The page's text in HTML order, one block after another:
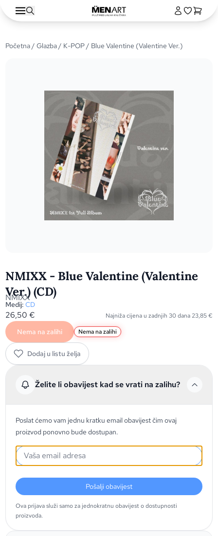
Početna/Glazba/ K-POP/ Blue Valentine (Valentine Ver.)
NMIXX - Blue Valentine (Valentine
Ver.) (CD)
NMIXX
Medij: CD
26,50€ Najniža cijena u zadnjih 30 dana 23,85€
Nema na zalihi Nema na zalihi
Dodaj u listu želja
Želite li obavijest kad se vrati na zalihu?
Poslat ćemo vam jednu kratku email obavijest čim ovaj
proizvod ponovno bude dostupan.
Pošalji obavijest
Ova prijava služi samo za jednokratnu obavijest o dostupnosti
proizvoda.